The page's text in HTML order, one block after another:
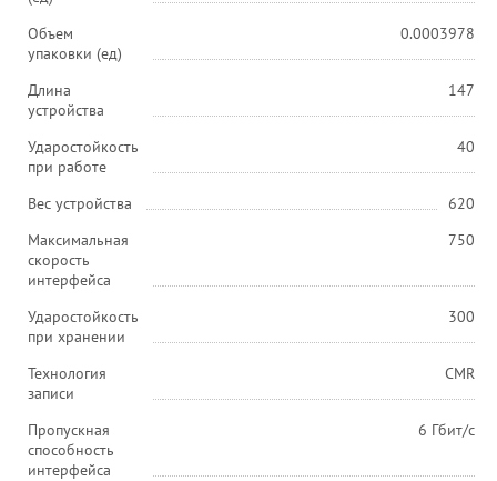
Объем
упаковки (ед)
0.0003978
Длина
устройства
147
Ударостойкость
при работе
40
Вес устройства
620
Максимальная
скорость
интерфейса
750
Ударостойкость
при хранении
300
Технология
записи
CMR
Пропускная
способность
интерфейса
6 Гбит/с